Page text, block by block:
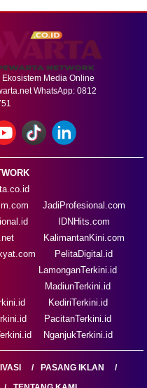
Media Online
WhatsApp: 0812
JadiProfesional.com
IDNHits.com
KalimantanKini.com
PelitaDigital.id
LamonganTerkini.id
MadiunTerkini.id
KediriTerkini.id
PacitanTerkini.id
NganjukTerkini.id
PASANG IKLAN